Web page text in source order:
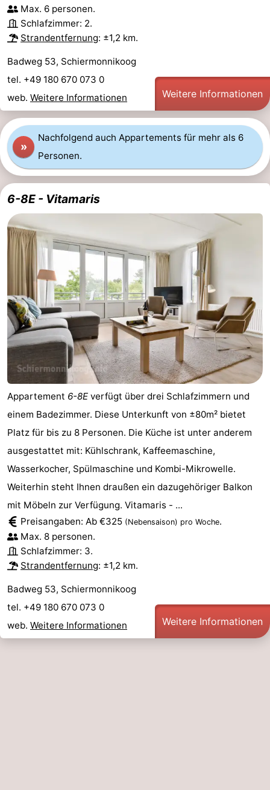
Max. 6 personen.
Schlafzimmer: 2.
Strandentfernung: ±1,2 km.
Badweg 53, Schiermonnikoog
tel. +49 180 670 073 0
web. Weitere Informationen Weitere Informationen
»
Nachfolgend auch Appartements für mehr als 6
Personen.
6-8E - Vitamaris
Appartement 6-8E verfügt über drei Schlafzimmern und
einem Badezimmer. Diese Unterkunft von ±80m² bietet
Platz für bis zu 8 Personen. Die Küche ist unter anderem
ausgestattet mit: Kühlschrank, Kaffeemaschine,
Wasserkocher, Spülmaschine und Kombi-Mikrowelle.
Weiterhin steht Ihnen draußen ein dazugehöriger Balkon
mit Möbeln zur Verfügung. Vitamaris - ...
Preisangaben: Ab €325 (Nebensaison) pro Woche.
Max. 8 personen.
Schlafzimmer: 3.
Strandentfernung: ±1,2 km.
Badweg 53, Schiermonnikoog
tel. +49 180 670 073 0
web. Weitere Informationen Weitere Informationen